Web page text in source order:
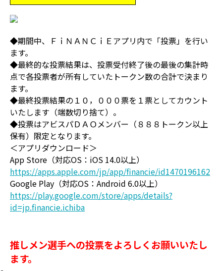
◆期間中、ＦｉＮＡＮＣｉＥアプリ内で「投票」を行い
ます。
◆最終的な投票結果は、投票受付終了後の最後の集計時
点で各投票者が所有していたトークン数の合計で決まり
ます。
◆最終投票結果の１０，０００票を１票としてカウント
いたします（端数切り捨て）。
◆投票はアビスパＤＡＯメンバー（８８８トークン以上
保有）限定となります。
＜アプリダウンロード＞
App Store（対応OS：iOS 14.0以上）
https://apps.apple.com/jp/app/financie/id1470196162
Google Play（対応OS：Android 6.0以上）
https://play.google.com/store/apps/details?
id=jp.financie.ichiba
推しメン選手への投票をよろしくお願いいたし
ます。